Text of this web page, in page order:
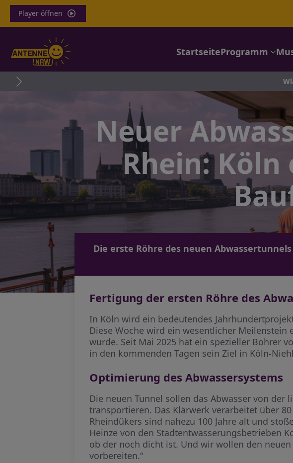
Player öffnen
StartseiteProgramm
Wladimir Kaminer im
Neuer
Rhein:
Die erste Röhre des neuen
Fertigung der ersten Röhre des
In Köln wird ein bedeutendes
Diese Woche wird ein wesentlicher
wurde. Seit Mai 2025 hat ein spezieller Bohrer
in den kommenden Tagen sein Ziel in Köln-
Optimierung des Abwassersystems
Die neuen Tunnel sollen das Abwasser von
transportieren. Das Klärwerk verarbeitet über
Rheindükers sind nahezu 100 Jahre alt und
Heinze von den Stadtentwässerungsbetrieben
ob der noch dicht ist. Und wir wollen den
vorbereiten.“